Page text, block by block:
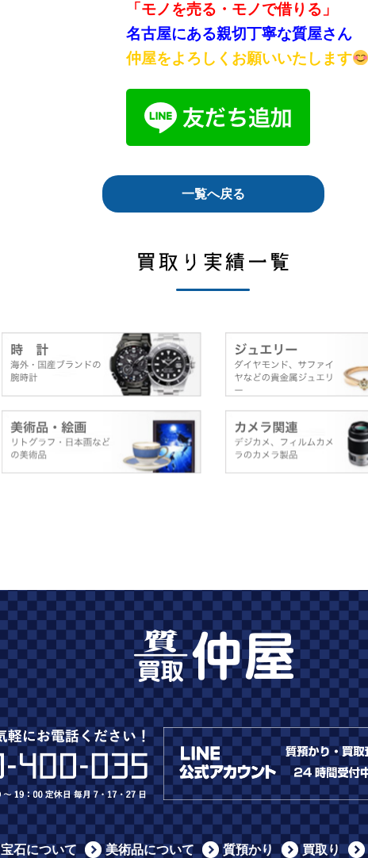
「モノを売る・モノで借りる」
名古屋にある親切丁寧な質屋さん
仲屋をよろしくお願いいたします
一覧へ戻る
宝石について 美術品について 質預かり 買取り